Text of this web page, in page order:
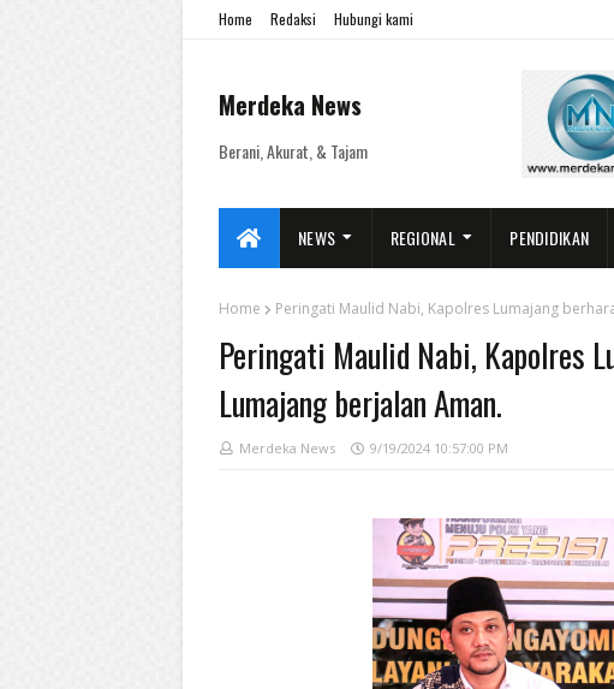
Home Redaksi Hubungi kami
Merdeka News
Berani, Akurat, & Tajam
NEWS REGIONAL PENDIDIKAN
Home Peringati Maulid Nabi, Kapolres Lumajang
Peringati Maulid Nabi, Kapolres
Lumajang berjalan Aman.
Merdeka News 9/19/2024 10:57:00 PM